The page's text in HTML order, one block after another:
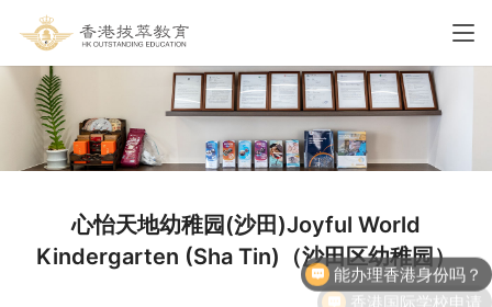
心怡天地幼稚园(沙田)Joyful World
Kindergarten (Sha Tin)（沙田区幼稚园）
能办理香港身份吗？
香港国际学校申请